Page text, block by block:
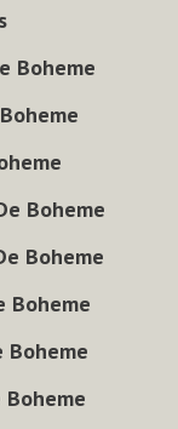
Boheme
Boheme
Boheme
Boheme
Boheme